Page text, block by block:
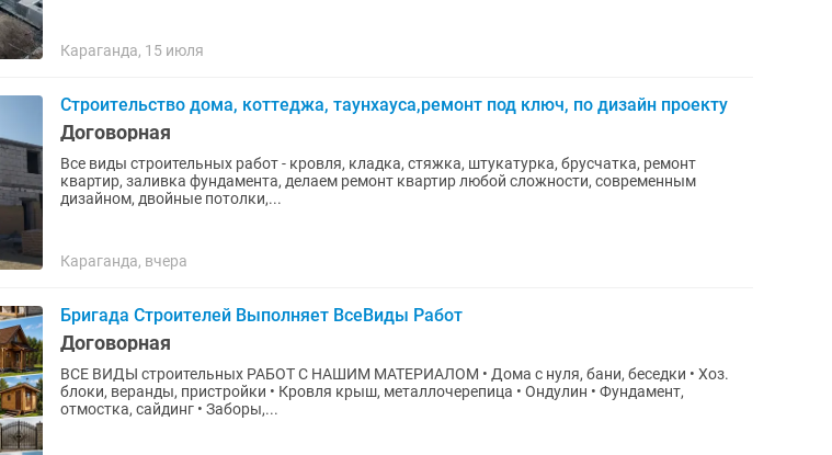
Караганда, 15 июля
Строительство дома, коттеджа, таунхауса,ремонт под ключ, по дизайн проекту
Договорная
Все виды строительных работ - кровля, кладка, стяжка, штукатурка, брусчатка, ремонт
квартир, заливка фундамента, делаем ремонт квартир любой сложности, современным
дизайном, двойные потолки,...
Караганда, вчера
Бригада Строителей Выполняет ВсеВиды Работ
Договорная
ВСЕ ВИДЫ строительных РАБОТ С НАШИМ МАТЕРИАЛОМ • Дома с нуля, бани, беседки • Хоз.
блоки, веранды, пристройки • Кровля крыш, металлочерепица • Ондулин • Фундамент,
отмостка, сайдинг • Заборы,...